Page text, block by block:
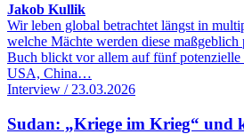
Jakob Kullik
Wir leben global betrachtet längst in
welche Mächte werden diese maßgeblich
Buch blickt vor allem auf fünf potenzielle
USA, China…
Interview / 23.03.2026
Sudan: „Kriege im Krieg“ und